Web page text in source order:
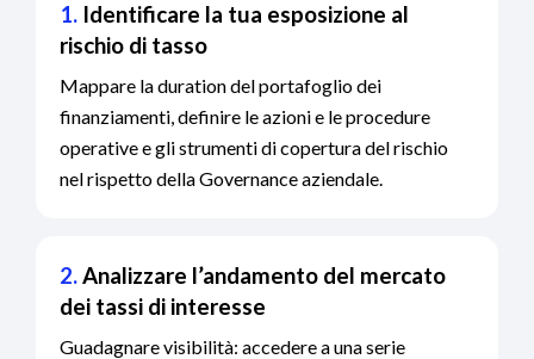
1. Identificare la tua esposizione al
rischio di tasso
Mappare la duration del portafoglio dei
finanziamenti, definire le azioni e le procedure
operative e gli strumenti di copertura del rischio
nel rispetto della Governance aziendale.
2.Analizzare l’andamento del mercato
dei tassi di interesse
Guadagnare visibilità: accedere a una serie